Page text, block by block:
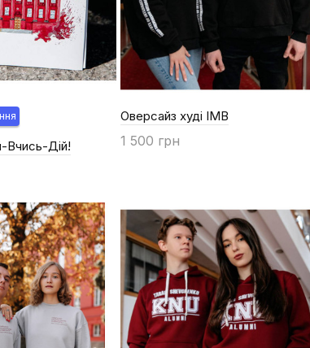
Вчись-Дій!
Оверсайз худі ІМВ
1 500 грн